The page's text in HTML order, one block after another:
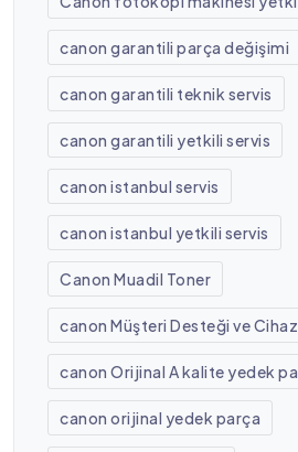
canon garantili parça değişimi
canon garantili teknik servis
canon garantili yetkili servis
canon istanbul servis
canon istanbul yetkili servis
Canon Muadil Toner
canon Müşteri Desteği ve Cihaz
canon Orijinal A kalite yedek
canon orijinal yedek parça